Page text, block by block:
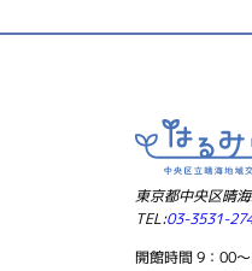
東京都中央区晴
TEL:03-3531-
開館時間 9：00